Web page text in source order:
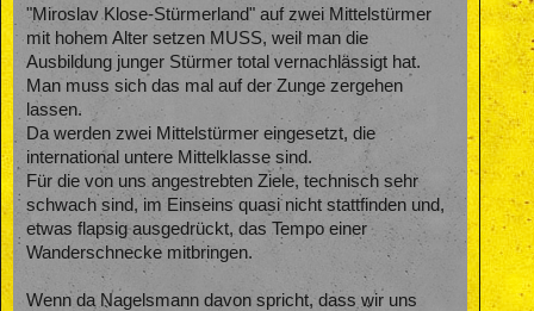
"Miroslav Klose-Stürmerland" auf zwei Mittelstürmer
mit hohem Alter setzen MUSS, weil man die
Ausbildung junger Stürmer total vernachlässigt hat.
Man muss sich das mal auf der Zunge zergehen
lassen.
Da werden zwei Mittelstürmer eingesetzt, die
international untere Mittelklasse sind.
Für die von uns angestrebten Ziele, technisch sehr
schwach sind, im Einseins quasi nicht stattfinden und,
etwas flapsig ausgedrückt, das Tempo einer
Wanderschnecke mitbringen.
Wenn da Nagelsmann davon spricht, dass wir uns